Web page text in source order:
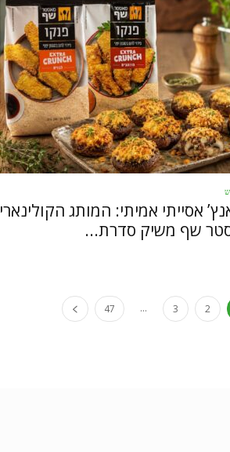
אסייתי אמיתי: המותג הקולינארי
שף משיק סדרת...
2
3
...
47